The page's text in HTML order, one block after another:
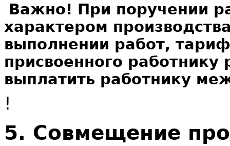
Важно! При поручении
характером
выполнении работ,
присвоенного работнику
выплатить работнику
!
5. Совмещение